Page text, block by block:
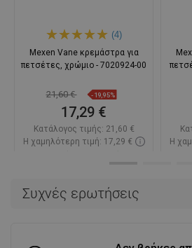
Συχνές ερωτήσεις
(4)
Mexen Vane κρεμάστρα για
πετσέτες, χρώμιο - 7020924-00
21,60 € -19,95%
17,29 €
Κατάλογος τιμής: 21,60 €
Η χαμηλότερη τιμή: 17,29 €
Η